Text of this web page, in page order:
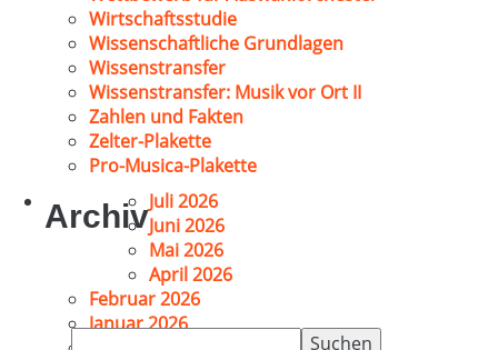
Wirtschaftsstudie
Wissenschaftliche Grundlagen
Wissenstransfer
Wissenstransfer: Musik vor Ort II
Zahlen und Fakten
Zelter-Plakette
Pro-Musica-Plakette
ArchivJuli 2026
Juni 2026
Mai 2026
April 2026
Februar 2026
Januar 2026